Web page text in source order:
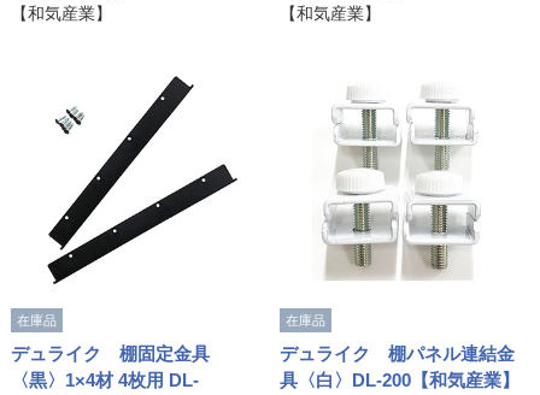
【和気産業】
【和気産業】
在庫品
デュライク 棚固定金具
〈黒〉1×4材 4枚用 DL-
在庫品
デュライク 棚パネル連結金
具〈白〉DL-200【和気産業】